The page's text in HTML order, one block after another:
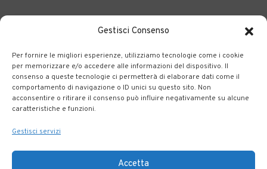
Gestisci Consenso
Per fornire le migliori esperienze, utilizziamo tecnologie come i cookie
per memorizzare e/o accedere alle informazioni del dispositivo. Il
consenso a queste tecnologie ci permetterà di elaborare dati come il
comportamento di navigazione o ID unici su questo sito. Non
acconsentire o ritirare il consenso può influire negativamente su alcune
caratteristiche e funzioni.
Gestisci servizi
Accetta
BERGAMO TRASPORTI portale delle tre società Consortili
dedite al trasporto pubblico locale su tutto il territorio
bergamasco.